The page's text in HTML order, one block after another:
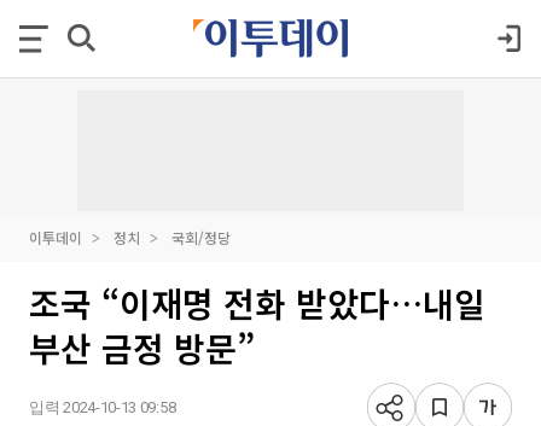
이투데이 정치 국회/정당
조국 “이재명 전화 받았다…내일
부산 금정 방문”
입력 2024-10-13 09:58